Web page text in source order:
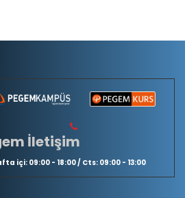
İletişim
içi: 09:00 - 18:00 / Cts: 09:00 - 13:00